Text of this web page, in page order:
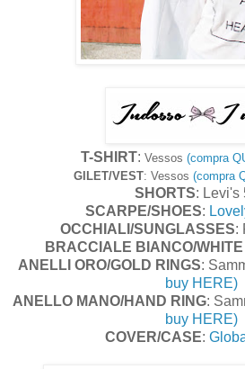
T-SHIRT: Vessos (compra
GILET/VEST: Vessos (compra
SHORTS: Levi's
SCARPE/SHOES:
OCCHIALI/SUNGLASSES:
BRACCIALE BIANCO/
ANELLI ORO/GOLD RINGS:
buy HERE)
ANELLO MANO/HAND RING:
buy HERE)
COVER/CASE: